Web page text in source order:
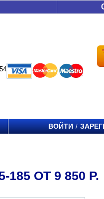
ВОЙТИ /
ОТ 9 850 Р.